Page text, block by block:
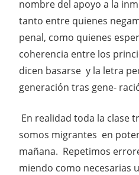
nombre del apoyo a la
tanto entre quienes
penal, como quienes
coherencia entre los
dicen basarse y la letra
generación tras gene-
En realidad toda la clase
somos migrantes en
mañana. Repetimos
miendo como necesarias